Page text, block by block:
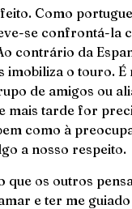
Como
se confrontá-la
contrário da
imobiliza o touro.
de amigos ou
mais tarde for
como à
a nosso respeito.
que os outros
e ter me